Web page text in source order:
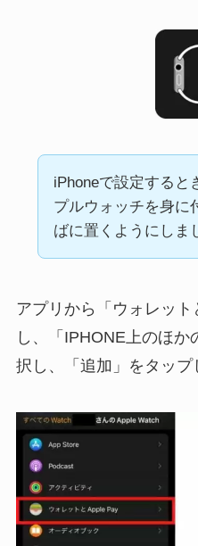
iPhoneで設定すると
プルウォッチを身に
ばに置くようにしま
アプリから「ウォレッ
し、「IPHONE上のほか
択し、「追加」をタップ